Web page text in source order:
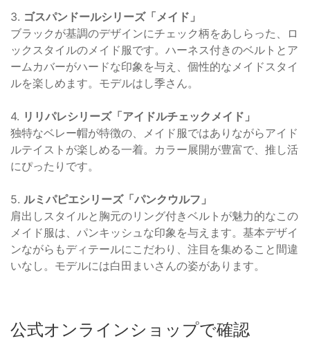
3. ゴスパンドールシリーズ「メイド」
ブラックが基調のデザインにチェック柄をあしらった、ロ
ックスタイルのメイド服です。ハーネス付きのベルトとア
ームカバーがハードな印象を与え、個性的なメイドスタイ
ルを楽しめます。モデルはし季さん。
4. リリパレシリーズ「アイドルチェックメイド」
独特なベレー帽が特徴の、メイド服ではありながらアイド
ルテイストが楽しめる一着。カラー展開が豊富で、推し活
にぴったりです。
5. ルミパピエシリーズ「パンクウルフ」
肩出しスタイルと胸元のリング付きベルトが魅力的なこの
メイド服は、パンキッシュな印象を与えます。基本デザイ
ンながらもディテールにこだわり、注目を集めること間違
いなし。モデルには白田まいさんの姿があります。
公式オンラインショップで確認